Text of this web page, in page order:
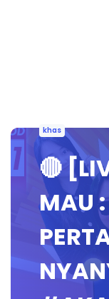
khas
🔴
MAU :